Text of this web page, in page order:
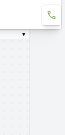
▾